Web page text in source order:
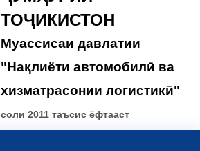
ТОҶИКИСТОН
Муассисаи давлатии
"Нақлиёти автомобилӣ ва
хизматрасонии логистикӣ"
соли 2011 таъсис ёфтааст